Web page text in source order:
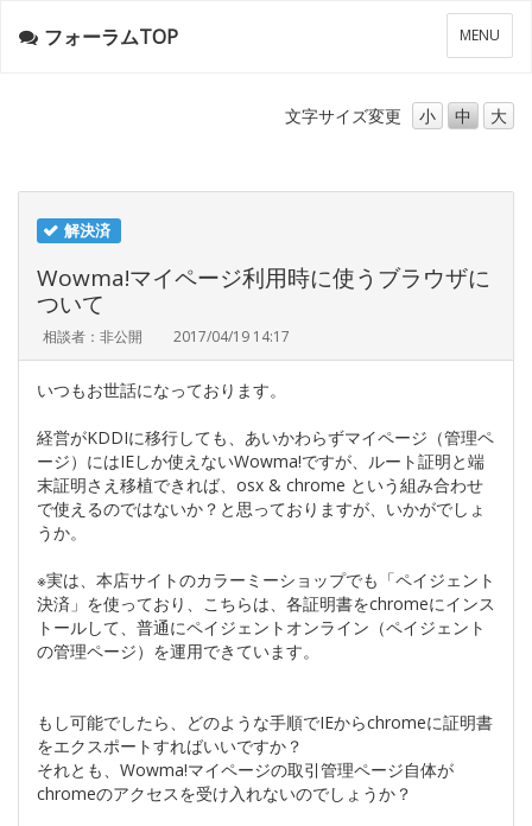
メ
ニ
ー
MENU
フォーラムTOP
文字サイズ変更 小 中 大
解決済
Wowma!マイページ利用時に使うブラウザに
ついて
相談者：非公開 2017/04/19 14:17
いつもお世話になっております。
経営がKDDIに移行しても、あいかわらずマイページ（管理ペ
ージ）にはIEしか使えないWowma!ですが、ルート証明と端
末証明さえ移植できれば、osx & chrome という組み合わせ
で使えるのではないか？と思っておりますが、いかがでしょ
うか。
※実は、本店サイトのカラーミーショップでも「ペイジェント
決済」を使っており、こちらは、各証明書をchromeにインス
トールして、普通にペイジェントオンライン（ペイジェント
の管理ページ）を運用できています。
もし可能でしたら、どのような手順でIEからchromeに証明書
をエクスポートすればいいですか？
それとも、Wowma!マイページの取引管理ページ自体が
chromeのアクセスを受け入れないのでしょうか？